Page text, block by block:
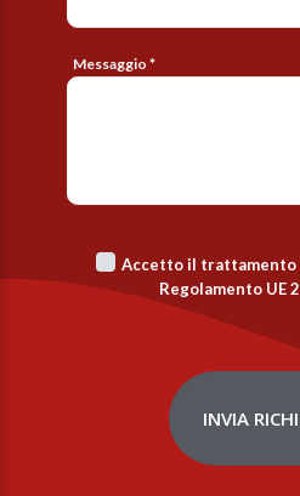
Messaggio *
Accetto il trattamento
Regolamento UE
INVIA